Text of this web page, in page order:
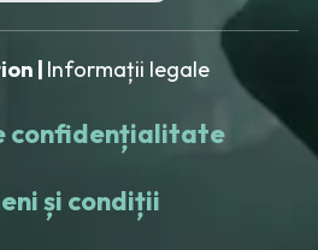
| Informații legale
confidențialitate
și condiții